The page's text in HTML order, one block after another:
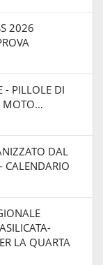
2026
- PILLOLE DI
MOTO…
DAL
CALENDARIO
LA QUARTA